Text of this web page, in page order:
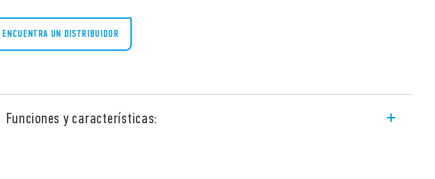
ENCUENTRA UN DISTRIBUIDOR
Funciones y características: